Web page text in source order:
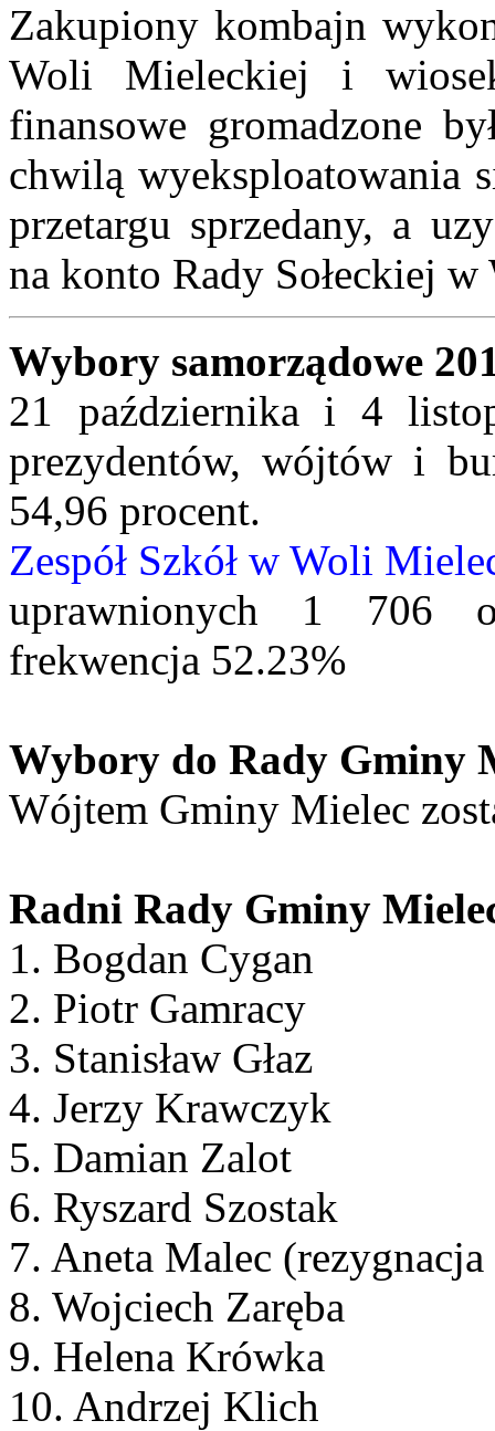
Zakupiony kombajn
Woli Mieleckiej i
finansowe gromadzone
chwilą wyeksploatowania
przetargu sprzedany, a
na konto Rady Sołeckiej
Wybory samorządowe
21 października i 4
prezydentów, wójtów i
54,96 procent.
Zespół Szkół w Woli
uprawnionych 1 706
frekwencja 52.23%
Wybory do Rady Gminy
Wójtem Gminy Mielec
Radni Rady Gminy
1. Bogdan Cygan
2. Piotr Gamracy
3. Stanisław Głaz
4. Jerzy Krawczyk
5. Damian Zalot
6. Ryszard Szostak
7. Aneta Malec
8. Wojciech Zaręba
9. Helena Krówka
10. Andrzej Klich